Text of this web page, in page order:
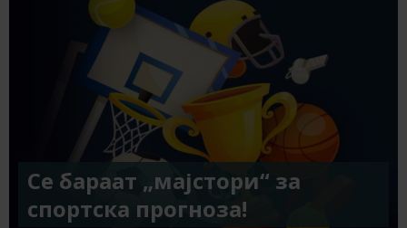
Се бараат „мајстори“ за
спортска прогноза!